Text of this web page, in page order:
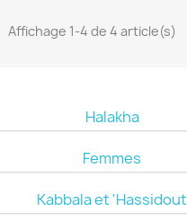
Affichage 1-4 de 4 article(s)
Halakha
Femmes
Kabbala et 'Hassidout